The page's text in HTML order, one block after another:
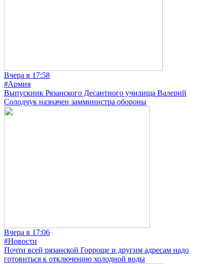
Вчера в 17:58
#Армия
Выпускник Рязанского Десантного училища Валерий
Солодчук назначен замминистра обороны
Вчера в 17:06
#Новости
Почти всей рязанской Горроще и другим адресам надо
готовиться к отключению холодной воды